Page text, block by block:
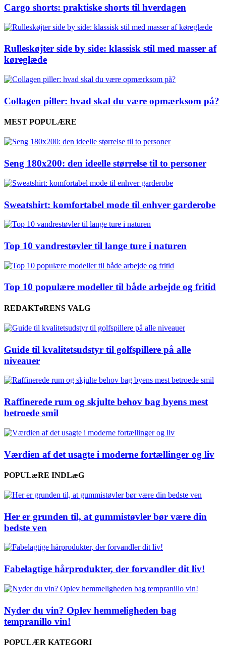
Cargo shorts: praktiske shorts til hverdagen
Rulleskøjter side by side: klassisk stil med masser af
køreglæde
Collagen piller: hvad skal du være opmærksom på?
MEST POPULÆRE
Seng 180x200: den ideelle størrelse til to personer
Sweatshirt: komfortabel mode til enhver garderobe
Top 10 vandrestøvler til lange ture i naturen
Top 10 populære modeller til både arbejde og fritid
REDAKTøRENS VALG
Guide til kvalitetsudstyr til golfspillere på alle
niveauer
Raffinerede rum og skjulte behov bag byens mest
betroede smil
Værdien af det usagte i moderne fortællinger og liv
POPULæRE INDLæG
Her er grunden til, at gummistøvler bør være din
bedste ven
Fabelagtige hårprodukter, der forvandler dit liv!
Nyder du vin? Oplev hemmeligheden bag
tempranillo vin!
POPULÆR KATEGORI